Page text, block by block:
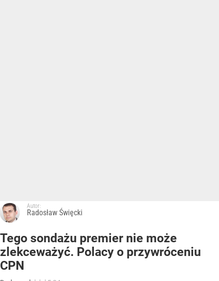
Autor:
Radosław Święcki
Tego sondażu premier nie może
zlekceważyć. Polacy o przywróceniu
CPN